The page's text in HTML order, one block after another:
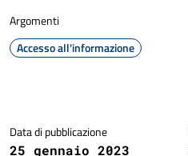
Argomenti
Accesso all'informazione
Data di pubblicazione
25 gennaio 2023